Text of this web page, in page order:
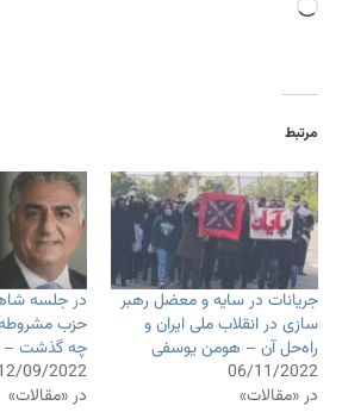
بارگذاری...
مرتبط
جریانات در سایه و معضل رهبر
سازی در انقلاب ملی ایران و
راه‌حل آن – هومن یوسفی
06/11/2022
در «مقالات»
در جلسه
حزب مشروطه
چه گذشت –
09/2022
در «مقالات»